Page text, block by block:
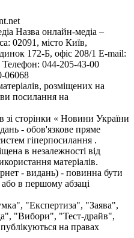
Назва онлайн-медіа –
02091, місто Київ,
172-Б, офіс 208/1 E-mail:
Телефон: 044-205-43-00
06068
розміщених на
посилання на
зі сторінки « Новини України
- обов'язкове пряме
гіперпосилання .
в незалежності від
матеріалів.
- видань) - повинна бути
в першому абзаці
"Експертиза", "Заява",
"Вибори", "Тест-драйв",
на правах